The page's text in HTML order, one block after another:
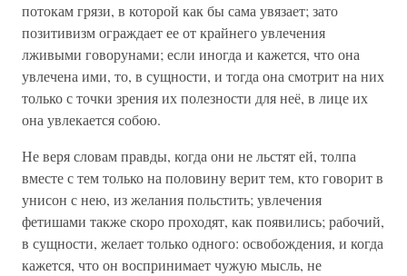
потокам грязи, в которой как бы сама увязает; зато
позитивизм ограждает ее от крайнего увлечения
лживыми говорунами; если иногда и кажется, что она
увлечена ими, то, в сущности, и тогда она смотрит на них
только с точки зрения их полезности для неё, в лице их
она увлекается собою.
Не веря словам правды, когда они не льстят ей, толпа
вместе с тем только на половину верит тем, кто говорит в
унисон с нею, из желания польстить; увлечения
фетишами также скоро проходят, как появились; рабочий,
в сущности, желает только одного: освобождения, и когда
кажется, что он воспринимает чужую мысль, не